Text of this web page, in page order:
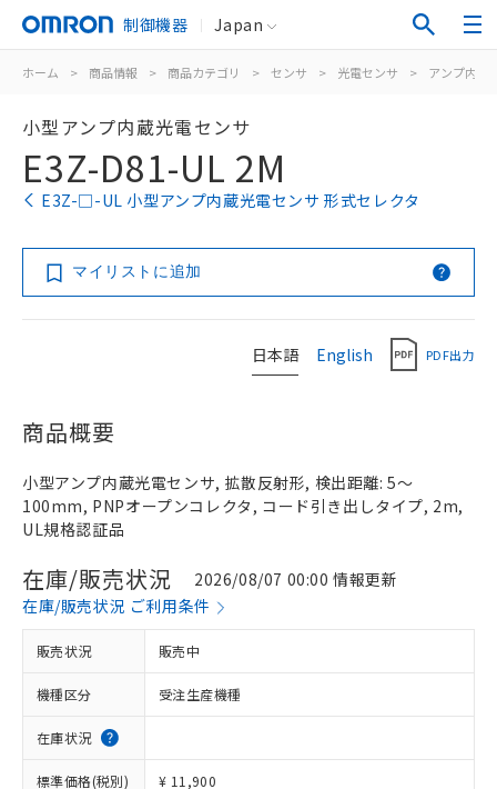
制御機器 Japan
ホーム > 商品情報 > 商品カテゴリ > センサ > 光電センサ > アンプ内蔵
小型アンプ内蔵光電センサ
E3Z-D81-UL 2M
E3Z-□-UL 小型アンプ内蔵光電センサ 形式セレクタ
マイリストに追加
日本語 English PDF出力
商品概要
小型アンプ内蔵光電センサ, 拡散反射形, 検出距離: 5～
100mm, PNPオープンコレクタ, コード引き出しタイプ, 2m,
UL規格認証品
在庫/販売状況
2026/08/07 00:00 情報更新
在庫/販売状況 ご利用条件
販売状況 販売中
機種区分 受注生産機種
在庫状況
標準価格(税別) ¥ 11,900